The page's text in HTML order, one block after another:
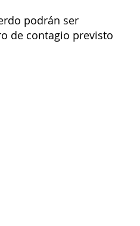
podrán ser
de contagio previsto